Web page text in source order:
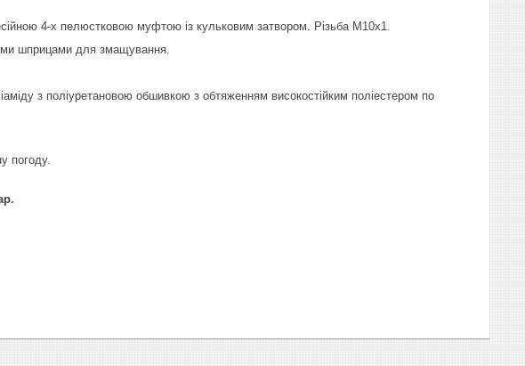
4-х пелюстковою муфтою із кульковим затвором. Різьба М10x1.
шприцами для змащування.
з поліуретановою обшивкою з обтяженням високостійким поліестером по
погоду.